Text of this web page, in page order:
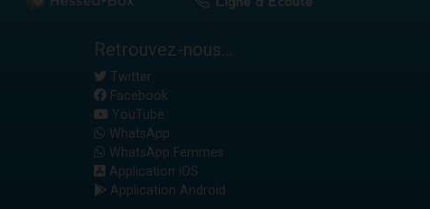
Retrouvez-nous...
Twitter
Facebook
YouTube
WhatsApp
WhatsApp Femmes
Application iOS
Application Android